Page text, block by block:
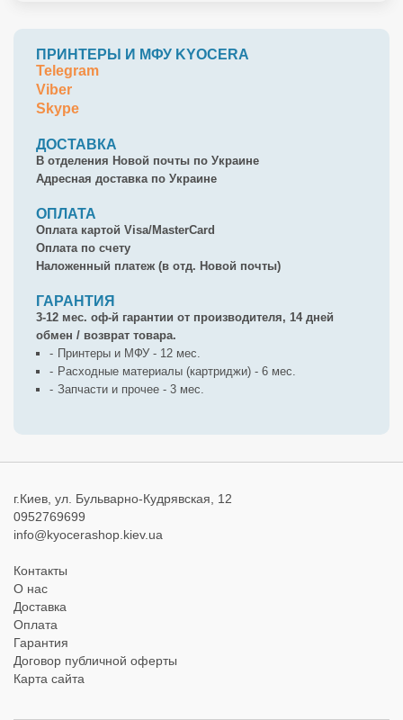
ПРИНТЕРЫ И МФУ KYOCERA
Telegram
Viber
Skype
ДОСТАВКА
В отделения Новой почты по Украине
Адресная доставка по Украине
ОПЛАТА
Оплата картой Visa/MasterCard
Оплата по счету
Наложенный платеж (в отд. Новой почты)
ГАРАНТИЯ
3-12 мес. оф-й гарантии от производителя, 14 дней
обмен / возврат товара.
Принтеры и МФУ - 12 мес.
Расходные материалы (картриджи) - 6 мес.
Запчасти и прочее - 3 мес.
Контакты
О нас
Доставка
Оплата
Гарантия
Договор публичной оферты
Карта сайта
г.Киев, ул. Бульварно-Кудрявская, 12
0952769699
info@kyocerashop.kiev.ua